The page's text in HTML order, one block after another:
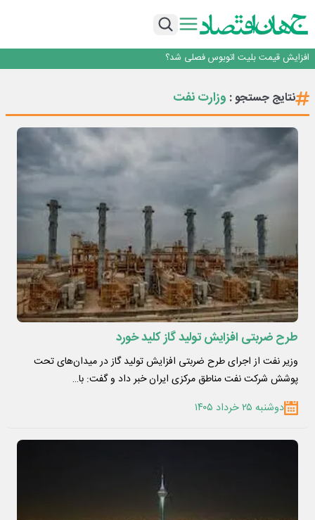
افزایش قیمت بلیت اتوبوس فصلی شد؟
رانندگان انگلیسی به سرقت سوخت روی آوردند!
۲ درصد از مشترکان ۱۰ درصد برق خانگی را مصرف می‌کنند!
نتایج جستجو : وزارت نفت
طرح ضربتی افزایش تولید گاز کلید خورد
وزیر نفت از اجرای طرح ضربتی افزایش تولید گاز در میدان‌های تحت
پوشش شرکت نفت مناطق مرکزی ایران خبر داد و گفت: با…
دوشنبه ۲۵ خرداد ۱۴۰۵